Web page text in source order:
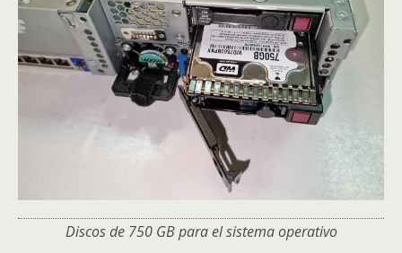
Discos de 750 GB para el sistema operativo